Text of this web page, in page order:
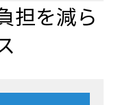
担を減ら